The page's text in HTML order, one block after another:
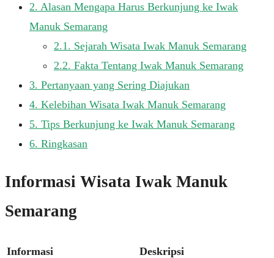
2. Alasan Mengapa Harus Berkunjung ke Iwak
Manuk Semarang
2.1. Sejarah Wisata Iwak Manuk Semarang
2.2. Fakta Tentang Iwak Manuk Semarang
3. Pertanyaan yang Sering Diajukan
4. Kelebihan Wisata Iwak Manuk Semarang
5. Tips Berkunjung ke Iwak Manuk Semarang
6. Ringkasan
Informasi Wisata Iwak Manuk
Semarang
Informasi Deskripsi